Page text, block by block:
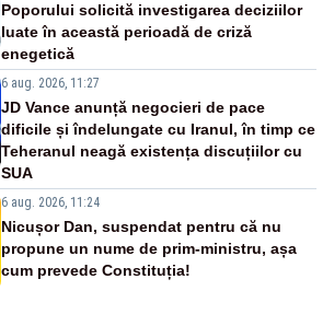
Poporului solicită investigarea deciziilor
luate în această perioadă de criză
enegetică
6 aug. 2026, 11:27
JD Vance anunță negocieri de pace
dificile și îndelungate cu Iranul, în timp ce
Teheranul neagă existența discuțiilor cu
SUA
6 aug. 2026, 11:24
Nicușor Dan, suspendat pentru că nu
propune un nume de prim-ministru, așa
cum prevede Constituția!